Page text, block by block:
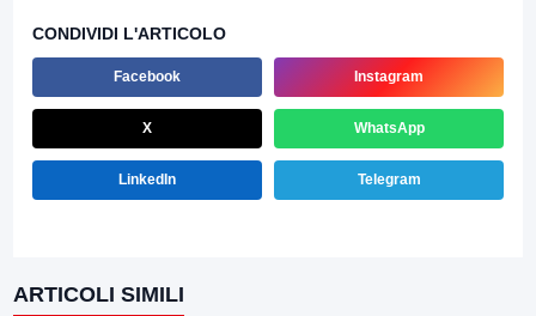
CONDIVIDI L'ARTICOLO
Facebook Instagram
X WhatsApp
LinkedIn Telegram
ARTICOLI SIMILI